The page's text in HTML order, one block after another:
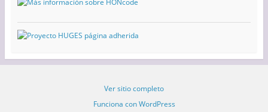
Ver sitio completo
Funciona con WordPress